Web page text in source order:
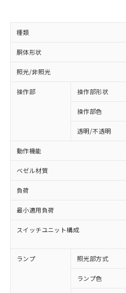
種類
胴体形状
照光/非照光
操作部 操作部形状
操作部色
透明/不透明
動作機能
ベゼル材質
負荷
最小適用負荷
スイッチユニット構成
ランプ 照光部方式
ランプ色